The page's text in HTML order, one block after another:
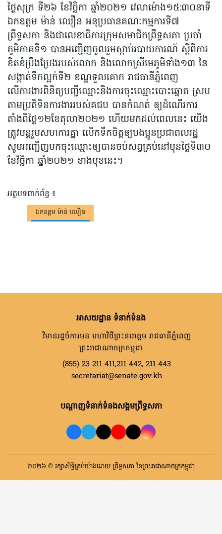
ថ្ងៃសុក្រ ទី២៦ ខែវិច្ឆិកា ឆ្នាំ២០២១ វេលាម៉ោង១៥:៣០នាទី
ឯកឧត្តម ម៉ាន់ ឈឿន អនុប្រធានគណៈកម្មការទី៧
ព្រឹទ្ធសភា និងជាលេខាធិការក្រុមសមាជិកព្រឹទ្ធសភា ប្រចាំ
ភូមិភាគទី១ បានអញ្ជើញចូលរួមស្តាប់របាយការណ៍ ស្តីពីការ
ខិតខំប្រឹងប្រែងរបស់លោក និងលោកស្រីមេភូមិទាំង១៣ នៃ
សង្កាត់ទឹកល្អក់ទី២ ខណ្ឌទួលគោក រាជធានីភ្នំពេញ
លើការងារពិនិត្យបញ្ជីឈ្មោះនិងការចុះឈ្មោះបោះឆ្នោត ស្រប
តាមប្រតិទិនការងាររបស់គជប បានកំណត់ ឲ្យដំណើរការ
តាំងពីថ្ងៃ១២ខែតុលា២០២១ ហើយមកដល់ពេលនេះ យើង
ត្រូវបន្តរួមសហការគ្នា លើកទឹកចិត្តឲ្យបងប្អូនប្រជាពលរដ្ឋ
សូមអញ្ជើញមកចុះឈ្មោះឲ្យបានចប់សព្វគ្រប់នៅមុនថ្ងៃទី៣០
ខែវិច្ឆិកា ឆ្នាំ២០២១ ខាងមុខនេះ។
អត្ថបទពាក់ព័ន្ធ ៖
ឯកឧត្តម ម៉ាន់ ឈឿន
អាសយដ្ឋាន ទំនាក់ទំនង
វិមានរដ្ឋចំការមន មហាវិថីព្រះនរោត្តម រាជធានីភ្នំពេញ
ព្រះរាជាណាចក្រកម្ពុជា
(855) 23 211 411,211 442, 211 443
secretariat@senate.gov.kh
បណ្តាញទំនាក់ទំនងសង្គមព្រឹទ្ធសភា
២០២៦ © រក្សាសិទ្ធិគ្រប់យ៉ាងដោយ ព្រឹទ្ធសភា នៃព្រះរាជាណាចក្រកម្ពុជា